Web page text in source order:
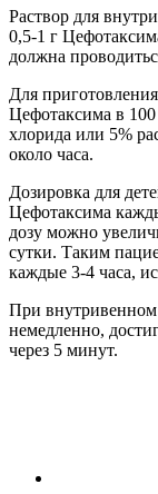
Раствор для
0,5-1 г
должна
Для
Цефотаксима в 100
хлорида или 5%
около часа.
Дозировка для
Цефотаксима
дозу можно
сутки. Таким
каждые 3-4 часа,
При внутривенном
немедленно,
через 5 минут.